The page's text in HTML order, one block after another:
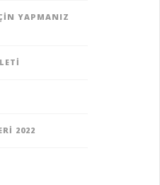
YAPMANIZ
2022